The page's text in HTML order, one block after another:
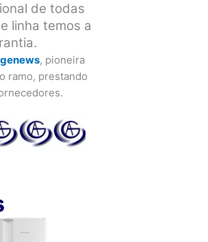
de todas
linha temos a
, pioneira
ramo, prestando